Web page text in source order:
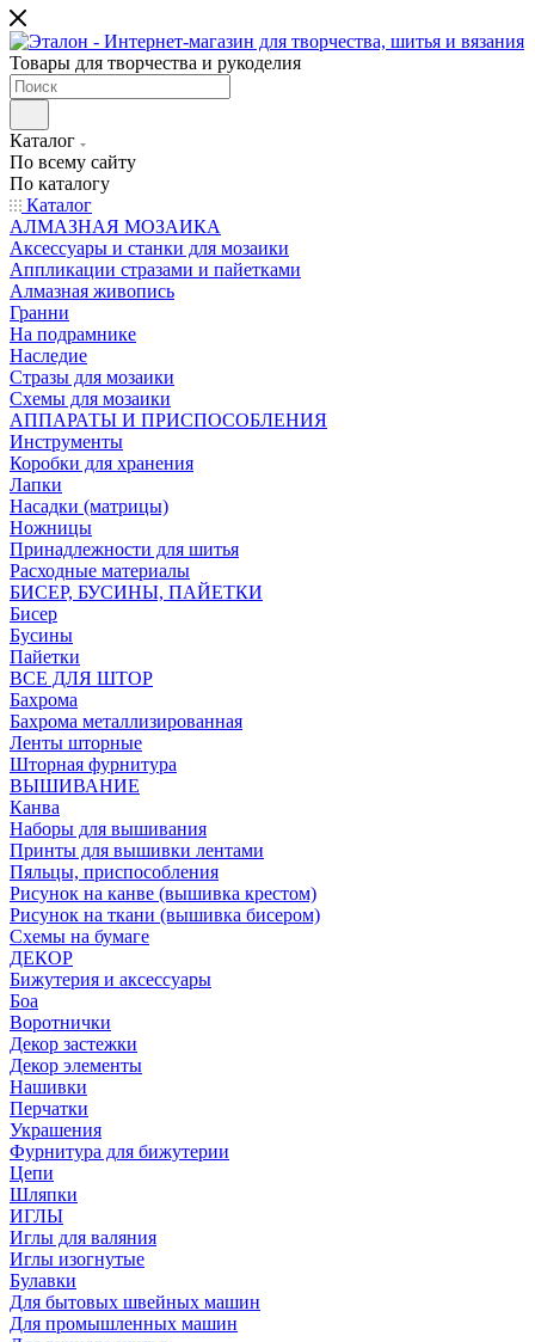
Товары для творчества и рукоделия
Каталог
По всему сайту
По каталогу
Каталог
АЛМАЗНАЯ МОЗАИКА
Аксессуары и станки для мозаики
Аппликации стразами и пайетками
Алмазная живопись
Гранни
На подрамнике
Наследие
Стразы для мозаики
Схемы для мозаики
АППАРАТЫ И ПРИСПОСОБЛЕНИЯ
Инструменты
Коробки для хранения
Лапки
Насадки (матрицы)
Ножницы
Принадлежности для шитья
Расходные материалы
БИСЕР, БУСИНЫ, ПАЙЕТКИ
Бисер
Бусины
Пайетки
ВСЕ ДЛЯ ШТОР
Бахрома
Бахрома металлизированная
Ленты шторные
Шторная фурнитура
ВЫШИВАНИЕ
Канва
Наборы для вышивания
Принты для вышивки лентами
Пяльцы, приспособления
Рисунок на канве (вышивка крестом)
Рисунок на ткани (вышивка бисером)
Схемы на бумаге
ДЕКОР
Бижутерия и аксессуары
Боа
Воротнички
Декор застежки
Декор элементы
Нашивки
Перчатки
Украшения
Фурнитура для бижутерии
Цепи
Шляпки
ИГЛЫ
Иглы для валяния
Иглы изогнутые
Булавки
Для бытовых швейных машин
Для промышленных машин